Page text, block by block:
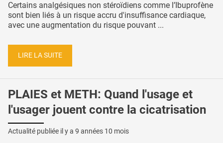
Certains analgésiques non stéroïdiens comme l’Ibuprofène
sont bien liés à un risque accru d'insuffisance cardiaque,
avec une augmentation du risque pouvant ...
LIRE LA SUITE
PLAIES et METH: Quand l'usage et
l'usager jouent contre la cicatrisation
Actualité publiée il y a 9 années 10 mois